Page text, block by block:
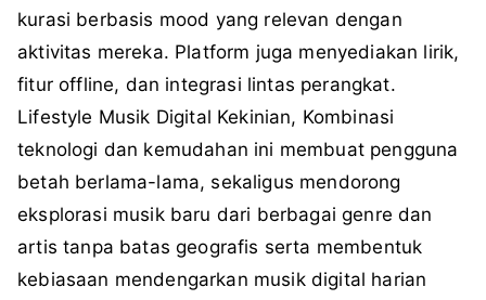
kurasi berbasis mood yang relevan dengan
aktivitas mereka. Platform juga menyediakan lirik,
fitur offline, dan integrasi lintas perangkat.
Lifestyle Musik Digital Kekinian, Kombinasi
teknologi dan kemudahan ini membuat pengguna
betah berlama-lama, sekaligus mendorong
eksplorasi musik baru dari berbagai genre dan
artis tanpa batas geografis serta membentuk
kebiasaan mendengarkan musik digital harian